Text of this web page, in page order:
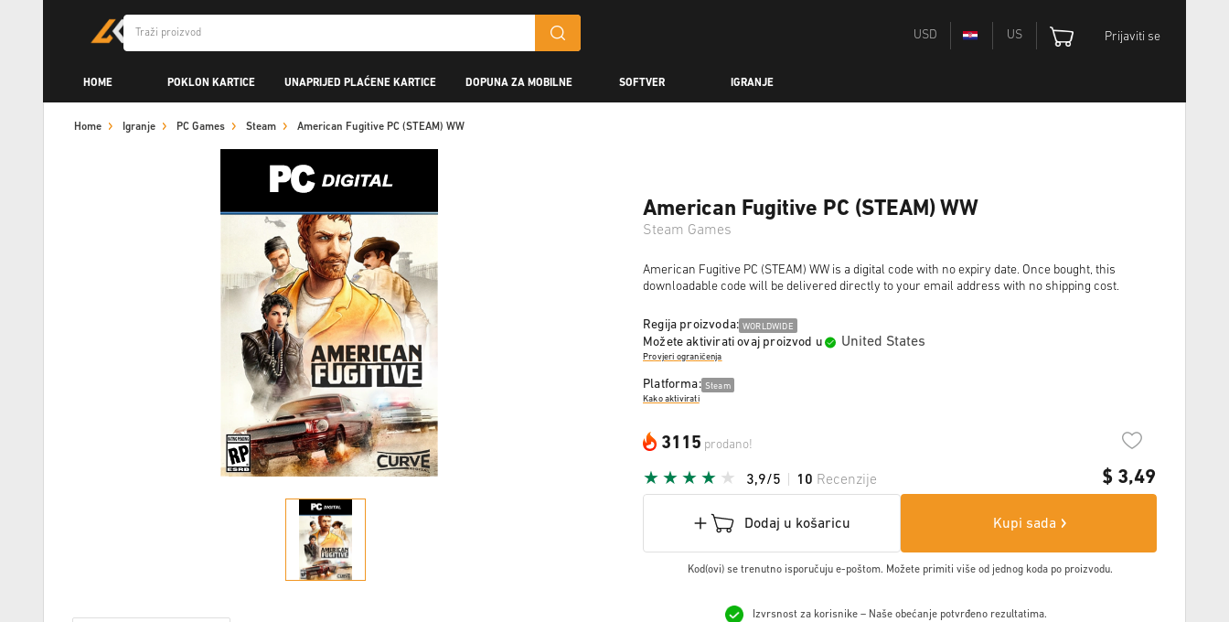
USD US Prijaviti se
HOME POKLON KARTICE UNAPRIJED PLAĆENE KARTICE DOPUNA ZA MOBILNE SOFTVER IGRANJE
Home Igranje PC Games Steam American Fugitive PC (STEAM) WW
American Fugitive PC (STEAM) WW
Steam Games
American Fugitive PC (STEAM) WW is a digital code with no expiry date. Once bought, this
downloadable code will be delivered directly to your email address with no shipping cost.
Regija proizvoda: WORLDWIDE
Možete aktivirati ovaj proizvod u United States
Provjeri ograničenja
Platforma: Steam
Kako aktivirati
3115 prodano!
$ 3,49
3,9/5 10 Recenzije
Dodaj u košaricu Kupi sada
Kod(ovi) se trenutno isporučuju e-poštom. Možete primiti više od jednog koda po proizvodu.
Izvrsnost za korisnike – Naše obećanje potvrđeno rezultatima.